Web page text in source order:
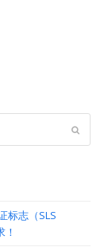
标志（SLS